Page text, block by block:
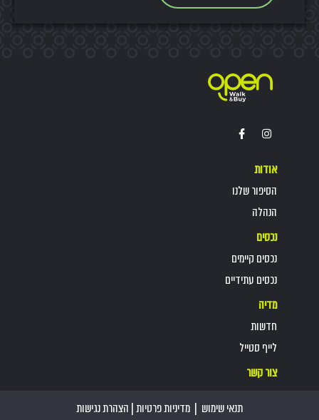
אודות
הסיפור שלנו
הנהלה
נכסים
נכסים קיימים
נכסים עתידיים
מדיה
חדשות
לייף סטייל
צור קשר
תנאי שימוש | מדיניות פרטיות| הצהרת נגישות